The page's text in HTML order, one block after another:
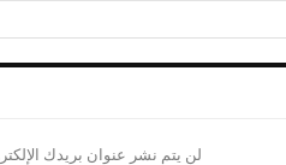
لن يتم نشر عنوان بريدك